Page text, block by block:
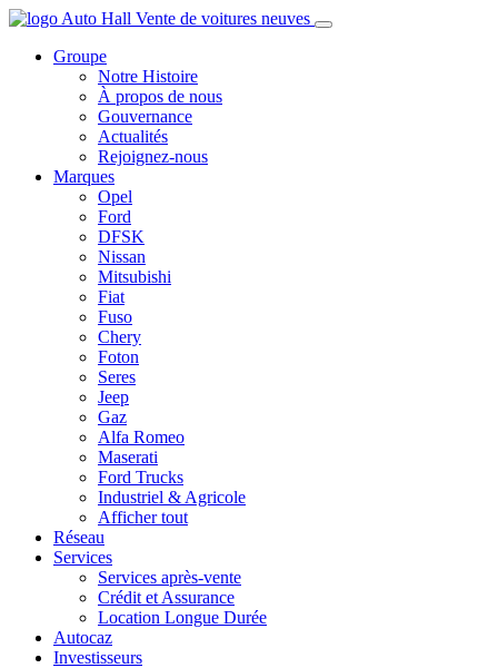
Groupe
Notre Histoire
À propos de nous
Gouvernance
Actualités
Rejoignez-nous
Marques
Opel
Ford
DFSK
Nissan
Mitsubishi
Fiat
Fuso
Chery
Foton
Seres
Jeep
Gaz
Alfa Romeo
Maserati
Ford Trucks
Industriel & Agricole
Afficher tout
Réseau
Services
Services après-vente
Crédit et Assurance
Location Longue Durée
Autocaz
Investisseurs